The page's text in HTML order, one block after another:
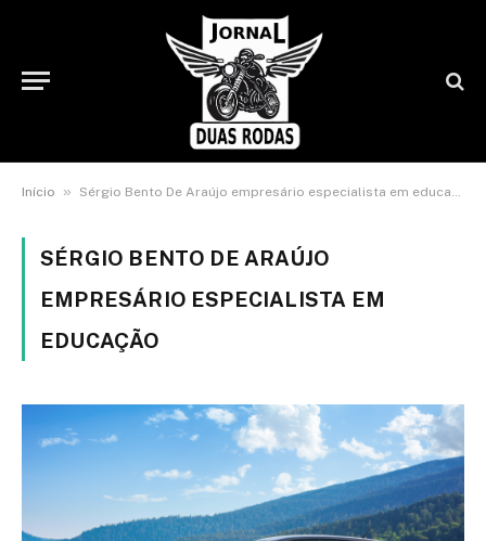
Início » Sérgio Bento De Araújo empresário especialista em educação
SÉRGIO BENTO DE ARAÚJO
EMPRESÁRIO ESPECIALISTA EM
EDUCAÇÃO